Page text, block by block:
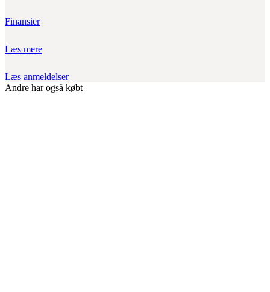
Finansier
Læs mere
Læs anmeldelser
Andre har også købt